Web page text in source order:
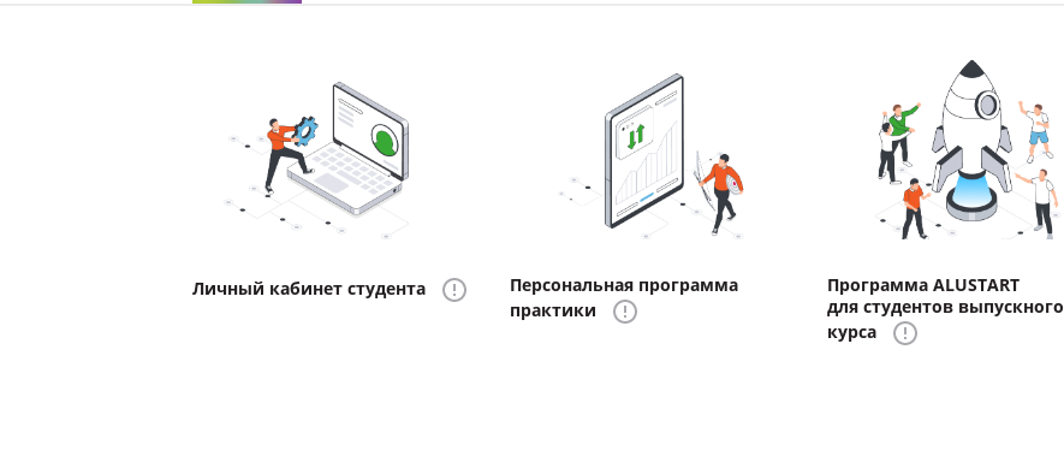
Личный кабинет студента
Персональная программа
практики
Программа ALUSTART
для студентов выпускного
курса